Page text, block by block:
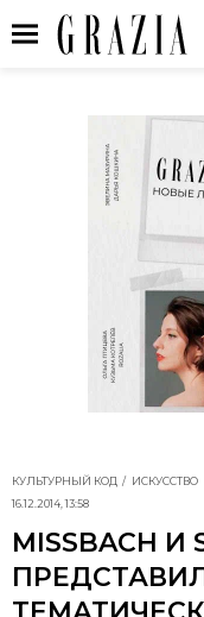
КУЛЬТУРНЫЙ КОД
ИСКУССТВО
16.12.2014, 13:58
MISSBACH И